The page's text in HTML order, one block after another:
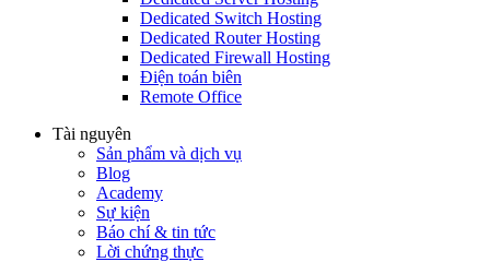
Dedicated Switch Hosting
Dedicated Router Hosting
Dedicated Firewall Hosting
Điện toán biên
Remote Office
Tài nguyên
Sản phẩm và dịch vụ
Blog
Academy
Sự kiện
Báo chí & tin tức
Lời chứng thực